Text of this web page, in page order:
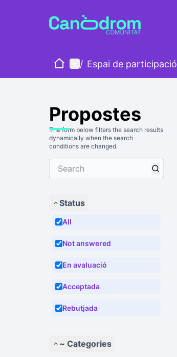
HomeMain menu
/ Espai de participació
Propostes
The form below filters the search results
dynamically when the search
conditions are changed.
Status
All
Not answered
En avaluació
Acceptada
Rebutjada
~ Categories